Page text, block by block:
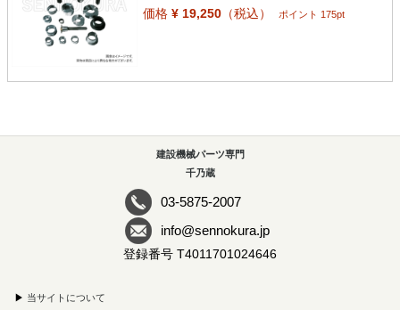
価格¥ 19,250（税込） ポイント 175pt
建設機械パーツ専門
千乃蔵
03-5875-2007
info@sennokura.jp
登録番号 T4011701024646
▶ 当サイトについて